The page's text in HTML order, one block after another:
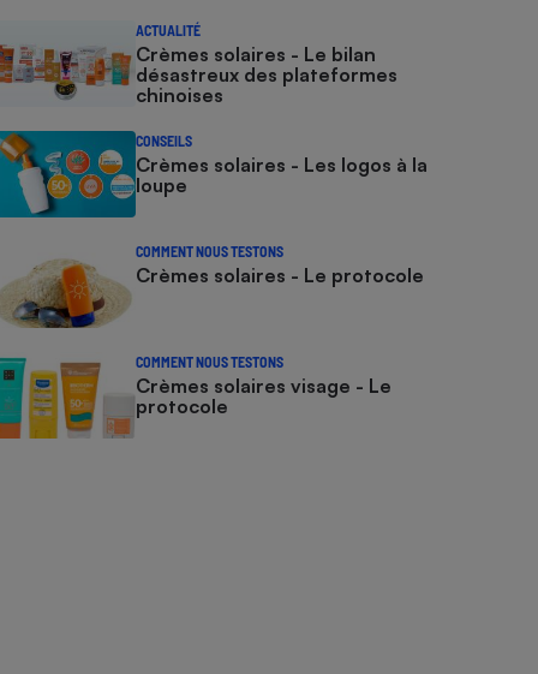
ACTUALITÉ
Crèmes solaires - Le bilan
désastreux des plateformes
chinoises
CONSEILS
Crèmes solaires - Les logos à la
loupe
COMMENT NOUS TESTONS
Crèmes solaires - Le protocole
COMMENT NOUS TESTONS
Crèmes solaires visage - Le
protocole